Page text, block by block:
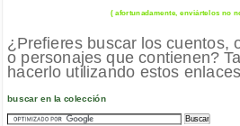
( afortunadamente, enviártelos no
¿Prefieres buscar los cuentos,
o personajes que contienen?
hacerlo utilizando estos enlaces
buscar en la colección